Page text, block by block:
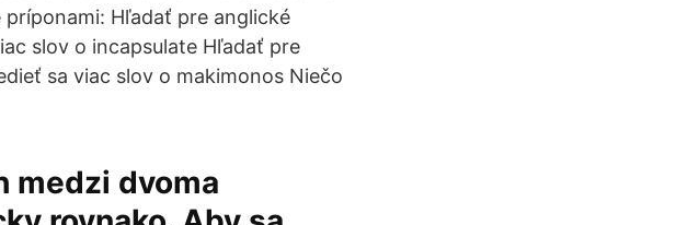
Hľadať pre anglické
slov o incapsulate Hľadať pre
sa viac slov o makimonos Niečo
medzi dvoma